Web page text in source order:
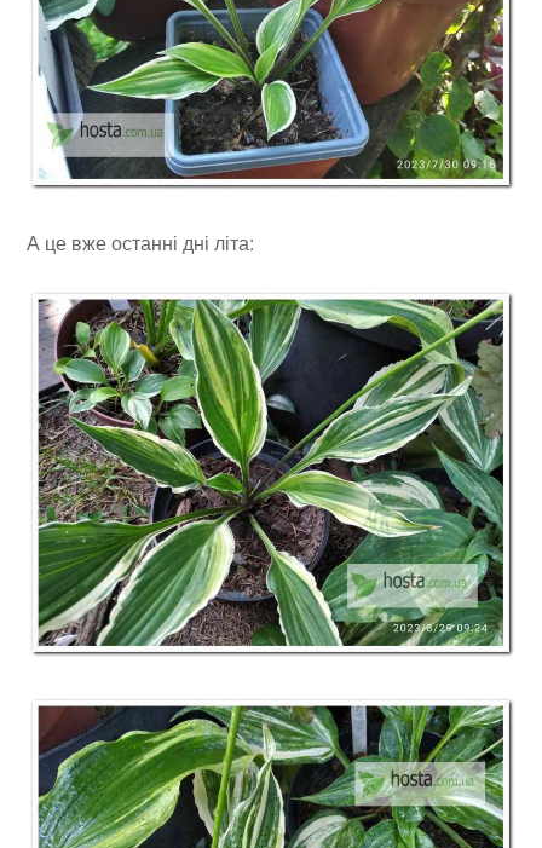
А це вже останні дні літа: